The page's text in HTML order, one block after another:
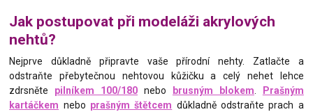
Jak postupovat při modeláži akrylových
nehtů?
Nejprve důkladně připravte vaše přírodní nehty. Zatlačte a
odstraňte přebytečnou nehtovou kůžičku a celý nehet lehce
zdrsněte pilníkem 100/180 nebo brusným blokem.
Prašným
kartáčkem nebo prašným štětcem důkladně odstraňte prach a